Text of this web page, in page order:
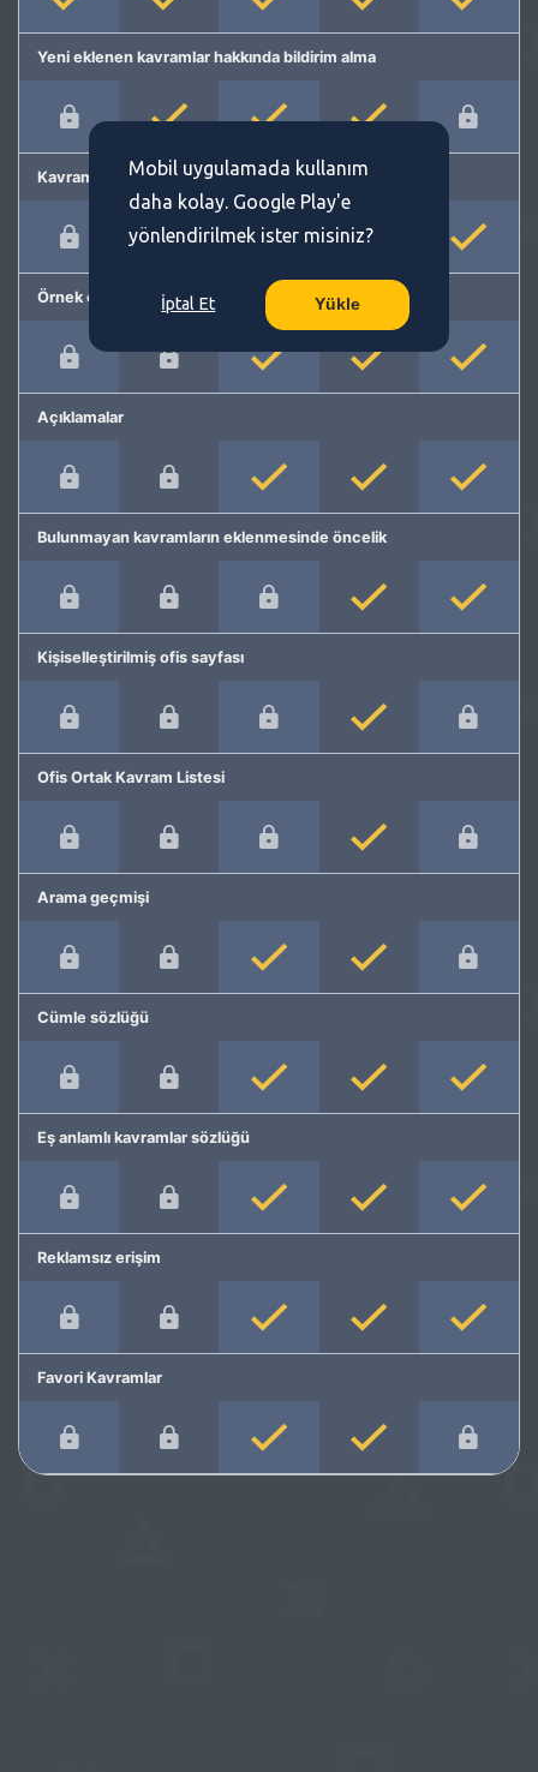
Yeni eklenen kavramlar hakkında bildirim alma
Kavram önerme
Örnek cümleler
Açıklamalar
Bulunmayan kavramların eklenmesinde öncelik
Kişiselleştirilmiş ofis sayfası
Ofis Ortak Kavram Listesi
Arama geçmişi
Cümle sözlüğü
Eş anlamlı kavramlar sözlüğü
Reklamsız erişim
Favori Kavramlar
Mobil uygulamada kullanım
daha kolay. Google Play'e
yönlendirilmek ister misiniz?
İptal Et Yükle